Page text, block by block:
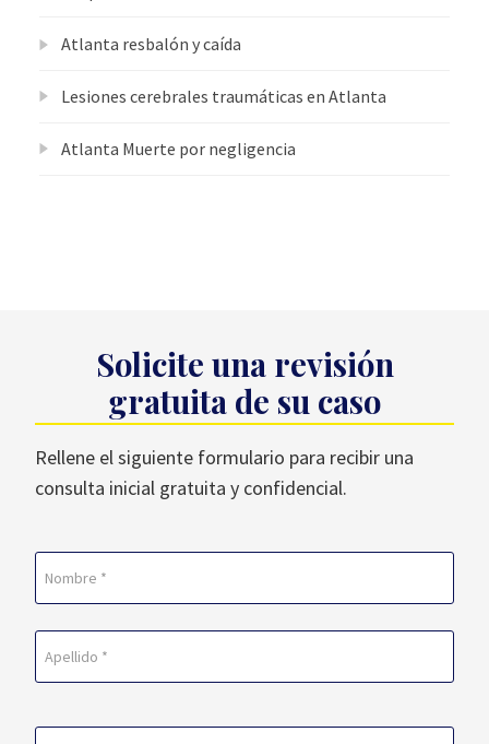
Atlanta resbalón y caída
Lesiones cerebrales traumáticas en Atlanta
Atlanta Muerte por negligencia
Solicite una revisión
gratuita de su caso
Rellene el siguiente formulario para recibir una
consulta inicial gratuita y confidencial.
(Obligatorio)
En
primer